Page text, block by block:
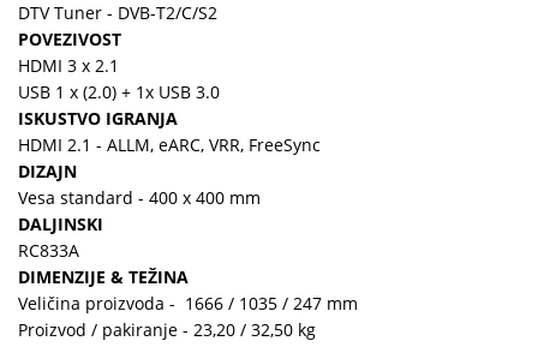
DTV Tuner - DVB-T2/C/S2
POVEZIVOST
HDMI 3 x 2.1
USB 1 x (2.0) + 1x USB 3.0
ISKUSTVO IGRANJA
HDMI 2.1 - ALLM, eARC, VRR, FreeSync
DIZAJN
Vesa standard - 400 x 400 mm
DALJINSKI
RC833A
DIMENZIJE & TEŽINA
Veličina proizvoda - 1666 / 1035 / 247 mm
Proizvod / pakiranje - 23,20 / 32,50 kg